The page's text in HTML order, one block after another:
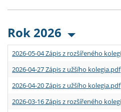
Rok 2026
2026-05-04 Zápis z rozšířeného
2026-04-27 Zápis z užšího kolegia.pdf
2026-04-20 Zápis z užšího kolegia.pdf
2026-03-16 Zápis z rozšířeného